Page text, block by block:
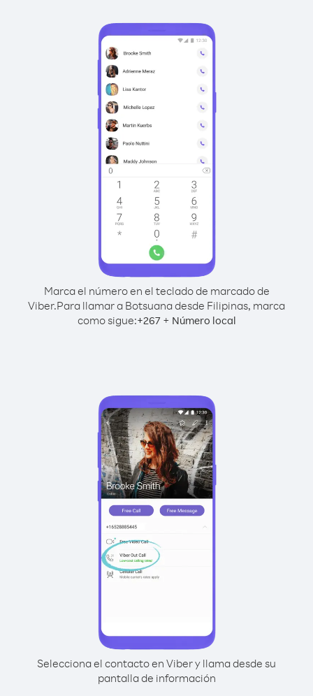
Marca el número en el teclado de marcado de
Viber.Para llamar a Botsuana desde Filipinas, marca
como sigue:+267+ Número local
Selecciona el contacto en Viber y llama desde su
pantalla de información